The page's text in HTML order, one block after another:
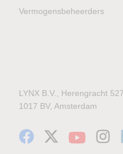
Vermogensbeheerders
LYNX B.V., Herengracht 527,
1017 BV, Amsterdam